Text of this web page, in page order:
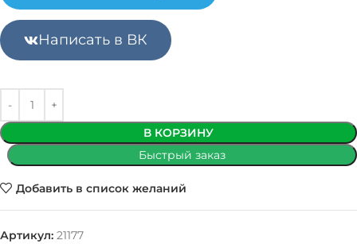
Написать в ВК
В КОРЗИНУ
Быстрый заказ
Добавить в список желаний
Артикул: 21177